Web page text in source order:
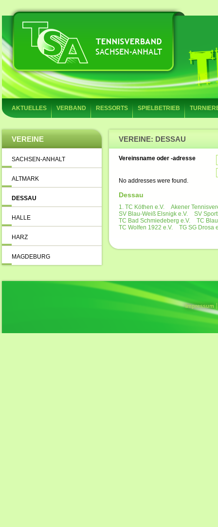
AKTUELLES VERBAND RESSORTS SPIELBETRIEB
VEREINE
SACHSEN-ANHALT
ALTMARK
DESSAU
HALLE
HARZ
MAGDEBURG
VEREINE: DESSAU
Vereinsname oder -adresse
No addresses were found.
Dessau
1. TC Köthen e.V.
Akener
SV Blau-Weiß Elsnigk e.V.
SV
TC Bad Schmiedeberg e.V.
TC
TC Wolfen 1922 e.V.
TG SG Drosa
Impressum